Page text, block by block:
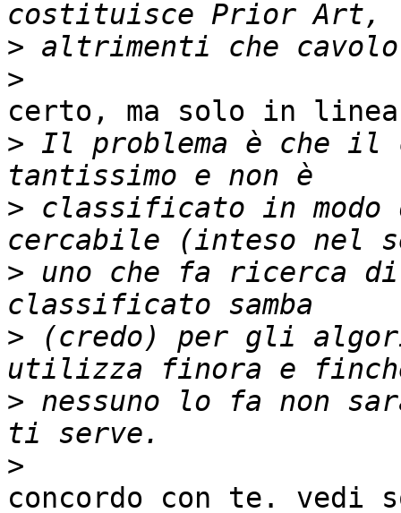
>
>
certo, ma solo in
> Il problema è che il
> classificato in modo
> uno che fa ricerca
> (credo) per gli
> nessuno lo fa non
>
concordo con te. vedi